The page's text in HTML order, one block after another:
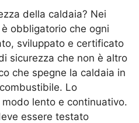
della caldaia? Nei
obbligatorio che ogni
sviluppato e certificato
sicurezza che non è altro
che spegne la caldaia in
Lo
lento e continuativo.
essere testato